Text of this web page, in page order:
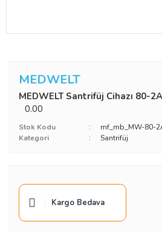
MEDWELT
MEDWELT Santrifüj Cihazı 80-
0.00
Stok Kodu
mf_mb_MW-80-
Kategori
Santrifüj
Kargo Bedava